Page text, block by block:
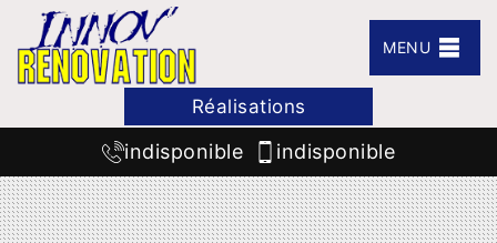
MENU
Réalisations
indisponible indisponible